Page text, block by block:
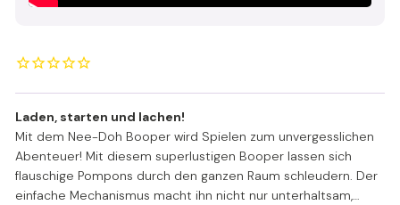
Laden, starten und lachen!
Mit dem Nee-Doh Booper wird Spielen zum unvergesslichen
Abenteuer! Mit diesem superlustigen Booper lassen sich
flauschige Pompons durch den ganzen Raum schleudern. Der
einfache Mechanismus macht ihn nicht nur unterhaltsam,